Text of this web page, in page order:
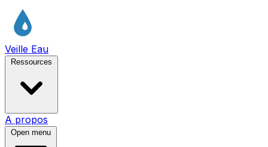
Veille Eau
Ressources
A propos
Open menu